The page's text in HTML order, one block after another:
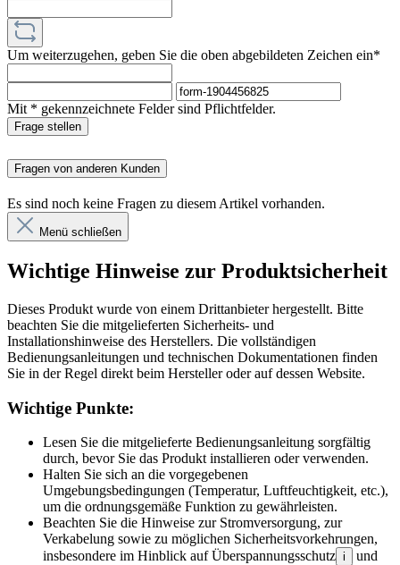
Um weiterzugehen, geben Sie die oben abgebildeten Zeichen ein*
Mit * gekennzeichnete Felder sind Pflichtfelder.
Frage stellen
Fragen von anderen Kunden
Es sind noch keine Fragen zu diesem Artikel vorhanden.
Menü schließen
Wichtige Hinweise zur Produktsicherheit
Dieses Produkt wurde von einem Drittanbieter hergestellt. Bitte
beachten Sie die mitgelieferten Sicherheits- und
Installationshinweise des Herstellers. Die vollständigen
Bedienungsanleitungen und technischen Dokumentationen finden
Sie in der Regel direkt beim Hersteller oder auf dessen Website.
Wichtige Punkte:
Lesen Sie die mitgelieferte Bedienungsanleitung sorgfältig
durch, bevor Sie das Produkt installieren oder verwenden.
Halten Sie sich an die vorgegebenen
Umgebungsbedingungen (Temperatur, Luftfeuchtigkeit, etc.),
um die ordnungsgemäße Funktion zu gewährleisten.
Beachten Sie die Hinweise zur Stromversorgung, zur
Verkabelung sowie zu möglichen Sicherheitsvorkehrungen,
insbesondere im Hinblick auf Überspannungsschutz i
und